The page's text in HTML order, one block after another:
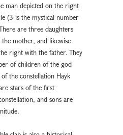
man depicted on the right
(3 is the mystical number
are three daughters
mother, and likewise
right with the father. They
of children of the god
the constellation Hayk
stars of the first
and sons are